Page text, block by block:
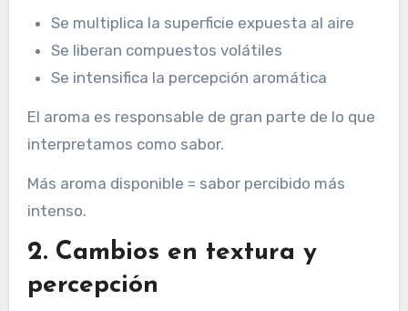
Se multiplica la superficie expuesta al aire
Se liberan compuestos volátiles
Se intensifica la percepción aromática
El aroma es responsable de gran parte de lo que
interpretamos como sabor.
Más aroma disponible = sabor percibido más
intenso.
2. Cambios en textura y
percepción